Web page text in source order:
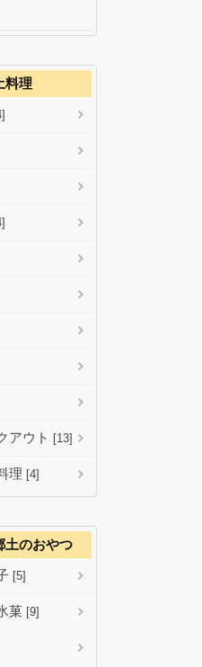
料理
アウト [13]
理 [4]
土のおやつ
[5]
菓 [9]